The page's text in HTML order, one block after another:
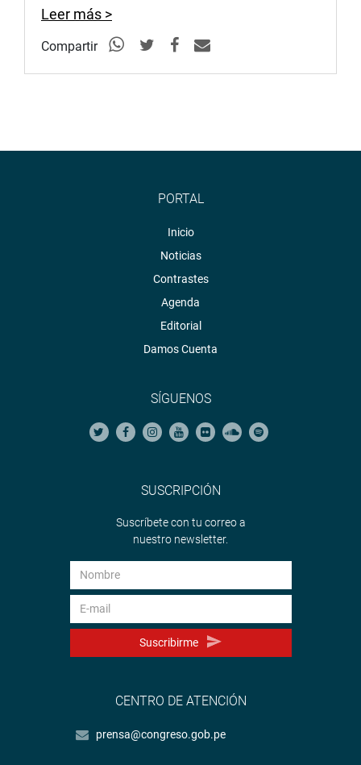
Leer más >
Compartir
PORTAL
Inicio
Noticias
Contrastes
Agenda
Editorial
Damos Cuenta
SÍGUENOS
SUSCRIPCIÓN
Suscríbete con tu correo a
nuestro newsletter.
Suscribirme
CENTRO DE ATENCIÓN
prensa@congreso.gob.pe